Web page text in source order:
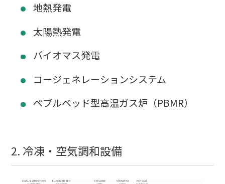
地熱発電
太陽熱発電
バイオマス発電
コージェネレーションシステム
ペブルベッド型高温ガス炉（PBMR）
2. 冷凍・空気調和設備